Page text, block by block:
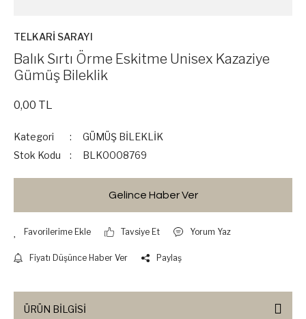
TELKARİ SARAYI
Balık Sırtı Örme Eskitme Unisex Kazaziye
Gümüş Bileklik
0,00 TL
Kategori
GÜMÜŞ BİLEKLİK
Stok Kodu
BLK0008769
Gelince Haber Ver
Tavsiye Et Yorum Yaz
Fiyatı Düşünce Haber Ver Paylaş
ÜRÜN BİLGİSİ